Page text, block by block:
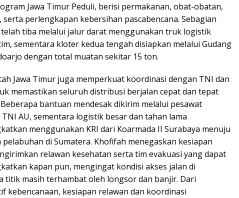
Jawa Timur Peduli, berisi permakanan, obat-obatan,
serta perlengkapan kebersihan pascabencana. Sebagian
tiba melalui jalur darat menggunakan truk logistik
sementara kloter kedua tengah disiapkan melalui Gudang
dengan total muatan sekitar 15 ton.
Jawa Timur juga memperkuat koordinasi dengan TNI dan
memastikan seluruh distribusi berjalan cepat dan tepat
bantuan mendesak dikirim melalui pesawat
TNI AU, sementara logistik besar dan tahan lama
menggunakan KRI dari Koarmada II Surabaya menuju
pelabuhan di Sumatera. Khofifah menegaskan kesiapan
relawan kesehatan serta tim evakuasi yang dapat
kapan pun, mengingat kondisi akses jalan di
titik masih terhambat oleh longsor dan banjir. Dari
kebencanaan, kesiapan relawan dan koordinasi